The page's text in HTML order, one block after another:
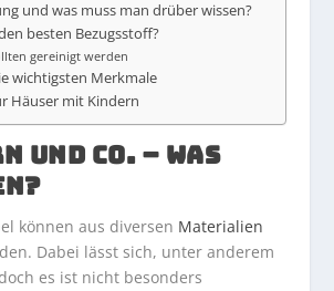
und was muss man drüber wissen?
besten Bezugsstoff?
gereinigt werden
wichtigsten Merkmale
Häuser mit Kindern
UND CO. – WAS
können aus diversen Materialien
Dabei lässt sich, unter anderem
es ist nicht besonders